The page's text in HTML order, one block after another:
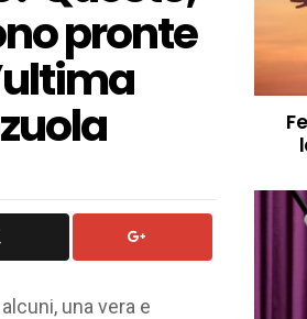
pronte
una vera e